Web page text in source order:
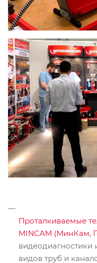
Проталкиваемые
MINCAM (МинКам,
видеодиагностики
видов труб и